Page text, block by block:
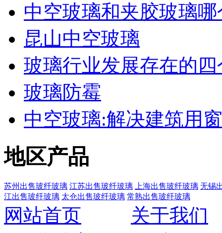
中空玻璃和夹胶玻璃哪
昆山中空玻璃
玻璃行业发展存在的
玻璃防霉
中空玻璃:解决建筑用
地区产品
苏州出售玻纤玻璃 江苏出售玻纤玻璃 上海出售玻纤玻璃 无锡
江出售玻纤玻璃 太仓出售玻纤玻璃 常熟出售玻纤玻璃
网站首页
关于我们